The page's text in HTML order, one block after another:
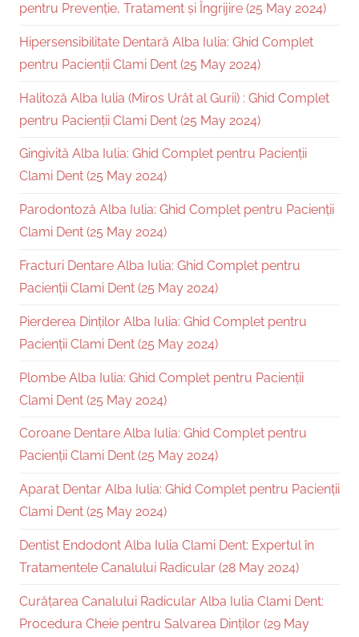
pentru Prevenție, Tratament și Îngrijire (25 May 2024)
Hipersensibilitate Dentară Alba Iulia: Ghid Complet
pentru Pacienții Clami Dent (25 May 2024)
Halitoză Alba Iulia (Miros Urât al Gurii) : Ghid Complet
pentru Pacienții Clami Dent (25 May 2024)
Gingivită Alba Iulia: Ghid Complet pentru Pacienții
Clami Dent (25 May 2024)
Parodontoză Alba Iulia: Ghid Complet pentru Pacienții
Clami Dent (25 May 2024)
Fracturi Dentare Alba Iulia: Ghid Complet pentru
Pacienții Clami Dent (25 May 2024)
Pierderea Dinților Alba Iulia: Ghid Complet pentru
Pacienții Clami Dent (25 May 2024)
Plombe Alba Iulia: Ghid Complet pentru Pacienții
Clami Dent (25 May 2024)
Coroane Dentare Alba Iulia: Ghid Complet pentru
Pacienții Clami Dent (25 May 2024)
Aparat Dentar Alba Iulia: Ghid Complet pentru Pacienții
Clami Dent (25 May 2024)
Dentist Endodont Alba Iulia Clami Dent: Expertul în
Tratamentele Canalului Radicular (28 May 2024)
Curățarea Canalului Radicular Alba Iulia Clami Dent:
Procedura Cheie pentru Salvarea Dinților (29 May